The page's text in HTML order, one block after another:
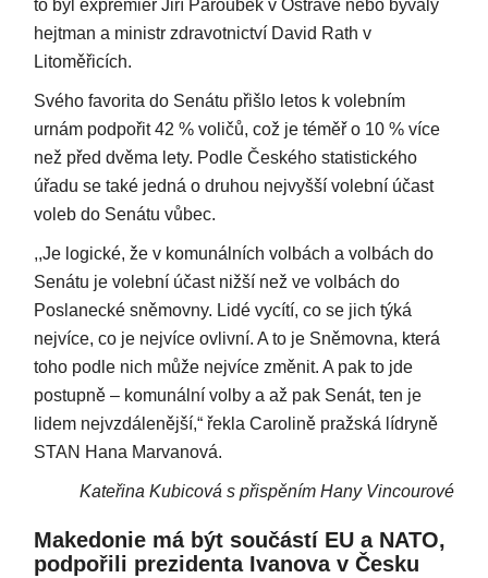
to byl expremiér Jiří Paroubek v Ostravě nebo bývalý
hejtman a ministr zdravotnictví David Rath v
Litoměřicích.
Svého favorita do Senátu přišlo letos k volebním
urnám podpořit 42 % voličů, což je téměř o 10 % více
než před dvěma lety. Podle Českého statistického
úřadu se také jedná o druhou nejvyšší volební účast
voleb do Senátu vůbec.
,,Je logické, že v komunálních volbách a volbách do
Senátu je volební účast nižší než ve volbách do
Poslanecké sněmovny. Lidé vycítí, co se jich týká
nejvíce, co je nejvíce ovlivní. A to je Sněmovna, která
toho podle nich může nejvíce změnit. A pak to jde
postupně – komunální volby a až pak Senát, ten je
lidem nejvzdálenější,“ řekla Carolině pražská lídryně
STAN Hana Marvanová.
Kateřina Kubicová s přispěním Hany Vincourové
Makedonie má být součástí EU a NATO,
podpořili prezidenta Ivanova v Česku